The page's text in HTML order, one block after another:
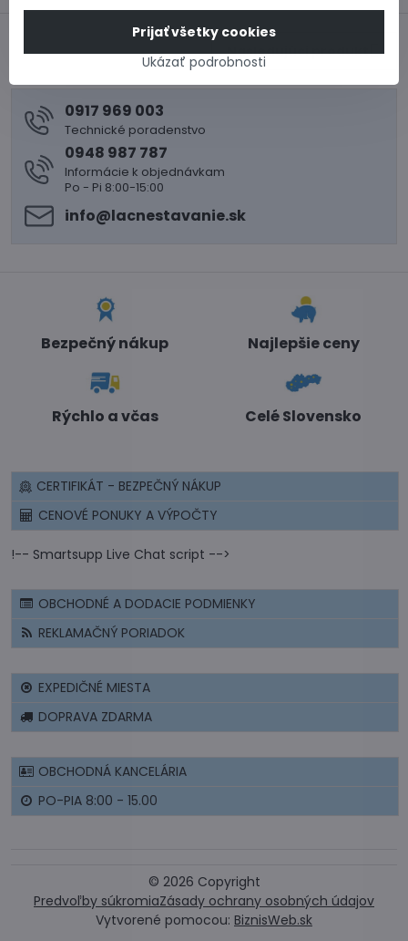
Nasledujúci produkt
0917 969 003
Technické poradenstvo
0948 987 787
Informácie k objednávkam
Po - Pi 8:00-15:00
info​@lacnestavanie​.sk
Bezpečný nákup Najlepšie ceny
Rýchlo a včas Celé Slovensko
CERTIFIKÁT - BEZPEČNÝ NÁKUP
CENOVÉ PONUKY A VÝPOČTY
!-- Smartsupp Live Chat script -->
OBCHODNÉ A DODACIE PODMIENKY
REKLAMAČNÝ PORIADOK
EXPEDIČNÉ MIESTA
DOPRAVA ZDARMA
OBCHODNÁ KANCELÁRIA
PO-PIA 8:00 - 15.00
© 2026 Copyright
Predvoľby súkromiaZásady ochrany osobných údajov
Vytvorené pomocou: BiznisWeb.sk
Ukázať podrobnosti
Prijať všetky cookies